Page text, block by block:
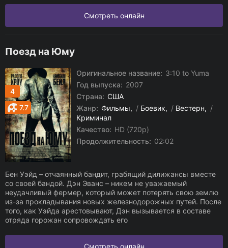
Смотреть онлайн
Поезд на Юму
4
7.7
Оригинальное название: 3:10 to Yuma
Год выпуска: 2007
Страна: США
Жанр: Фильмы / Боевик / Вестерн
/
Криминал
Качество: HD (720p)
Продолжительность: 02:02
Бен Уэйд – отчаянный бандит, грабящий дилижансы вместе
со своей бандой. Дэн Эванс – никем не уважаемый
неудачливый фермер, который может потерять свою землю
из-за прокладывания новых железнодорожных путей. После
того, как Уэйда арестовывают, Дэн вызывается в составе
отряда горожан сопровождать его
Смотреть онлайн